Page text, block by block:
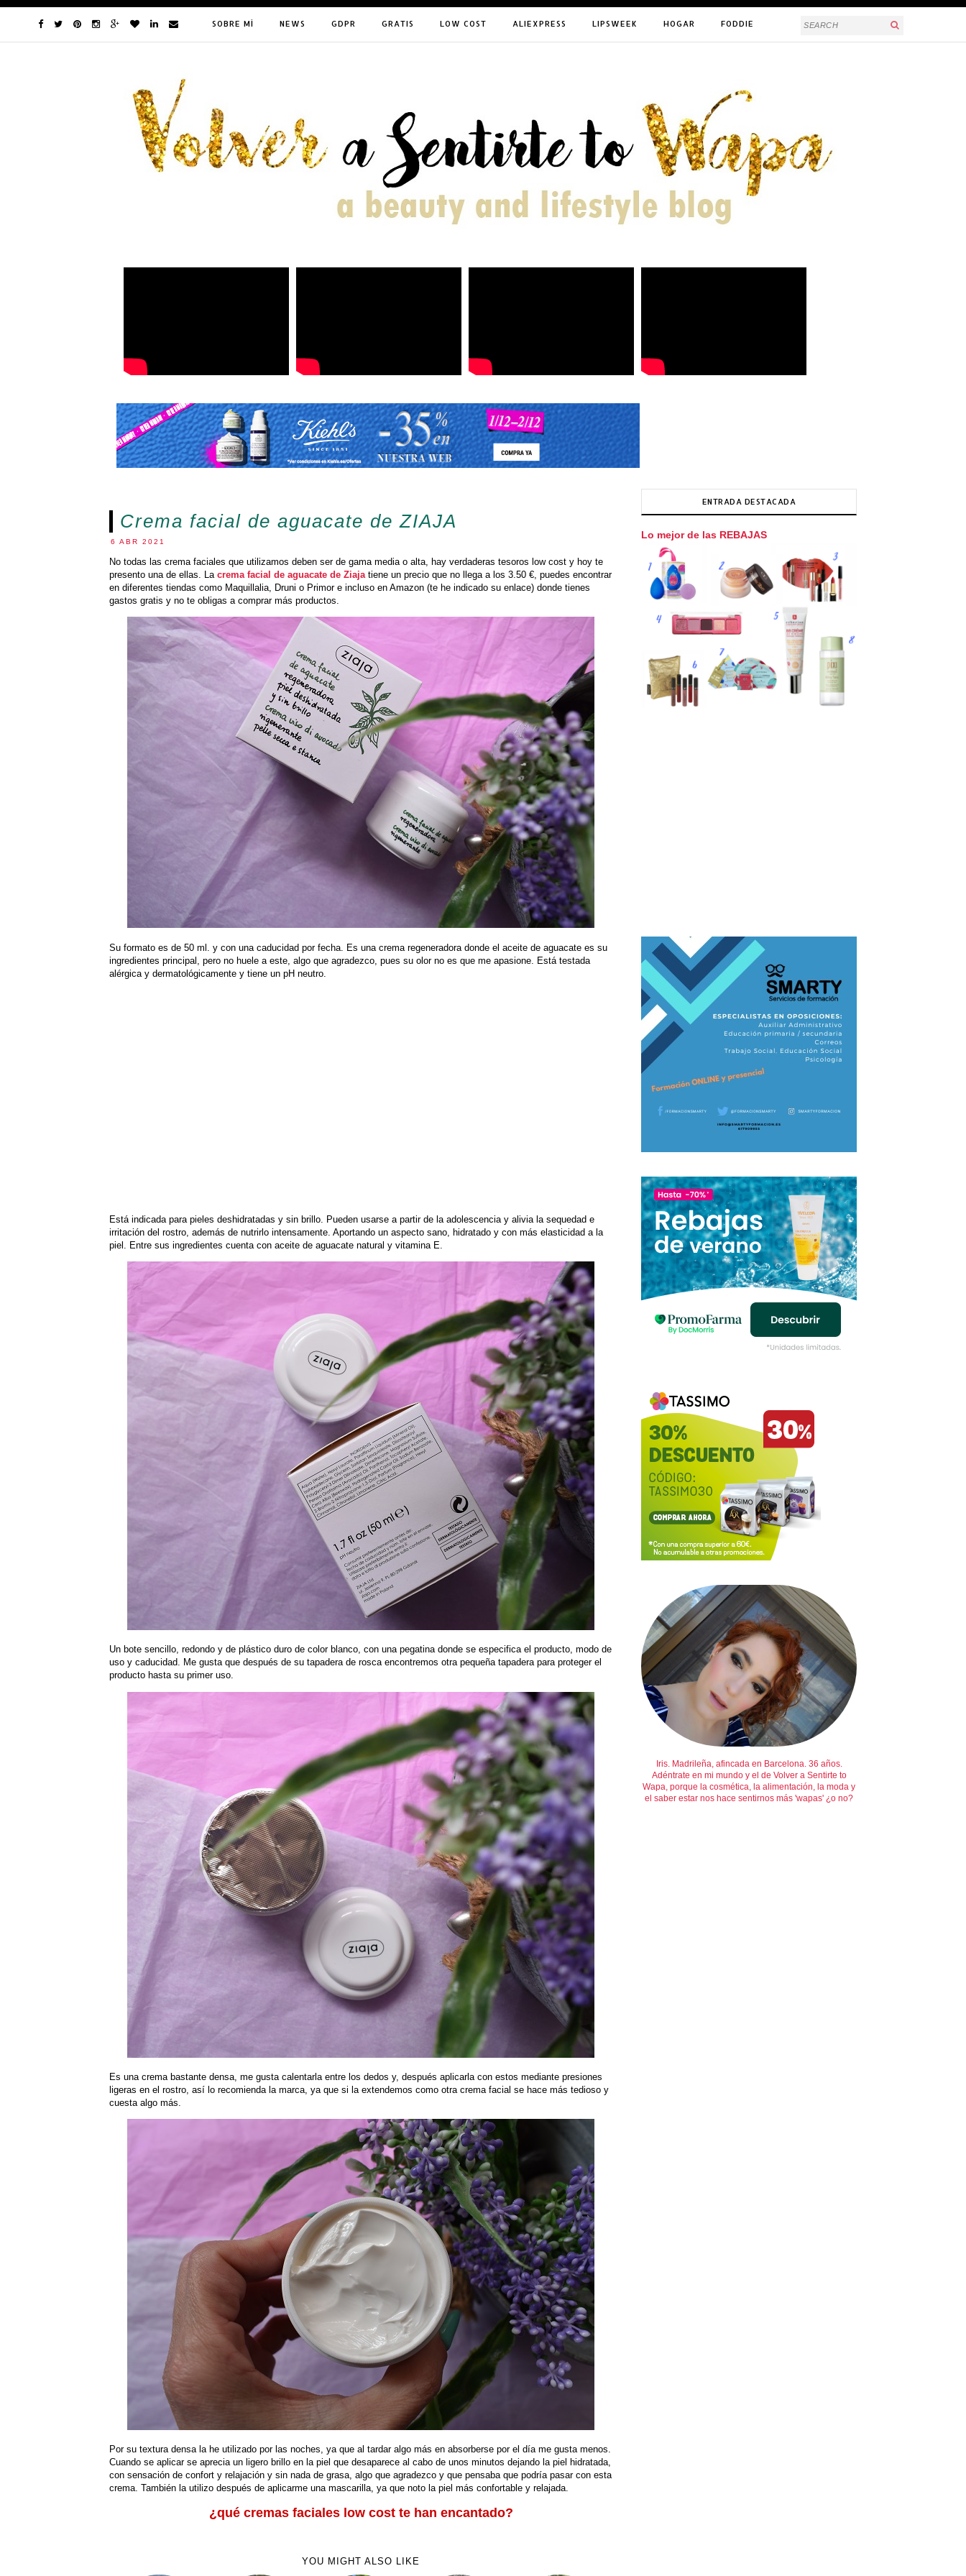
SOBRE MÍ NEWS GDPR GRATIS LOW COST ALIEXPRESS LIPSWEEK HOGAR FODDIE
Crema facial de aguacate de ZIAJA
6 ABR 2021
No todas las crema faciales que utilizamos deben ser de gama media o alta, hay verdaderas tesoros low cost y hoy te
presento una de ellas. La crema facial de aguacate de Ziajatiene un precio que no llega a los 3.50 €, puedes encontrar
en diferentes tiendas como Maquillalia, Druni o Primor e incluso en Amazon (te he indicado su enlace) donde tienes
gastos gratis y no te obligas a comprar más productos.
Su formato es de 50 ml. y con una caducidad por fecha. Es una crema regeneradora donde el aceite de aguacate es su
ingredientes principal, pero no huele a este, algo que agradezco, pues su olor no es que me apasione. Está testada
alérgica y dermatológicamente y tiene un pH neutro.
Está indicada para pieles deshidratadas y sin brillo. Pueden usarse a partir de la adolescencia y alivia la sequedad e
irritación del rostro, además de nutrirlo intensamente. Aportando un aspecto sano, hidratado y con más elasticidad a la
piel. Entre sus ingredientes cuenta con aceite de aguacate natural y vitamina E.
Un bote sencillo, redondo y de plástico duro de color blanco, con una pegatina donde se especifica el producto, modo de
uso y caducidad. Me gusta que después de su tapadera de rosca encontremos otra pequeña tapadera para proteger el
producto hasta su primer uso.
Es una crema bastante densa, me gusta calentarla entre los dedos y, después aplicarla con estos mediante presiones
ligeras en el rostro, así lo recomienda la marca, ya que si la extendemos como otra crema facial se hace más tedioso y
cuesta algo más.
Por su textura densa la he utilizado por las noches, ya que al tardar algo más en absorberse por el día me gusta menos.
Cuando se aplicar se aprecia un ligero brillo en la piel que desaparece al cabo de unos minutos dejando la piel hidratada,
con sensación de confort y relajación y sin nada de grasa, algo que agradezco y que pensaba que podría pasar con esta
crema. También la utilizo después de aplicarme una mascarilla, ya que noto la piel más confortable y relajada.
¿qué cremas faciales low cost te han encantado?
YOU MIGHT ALSO LIKE
ENTRADA DESTACADA
Lo mejor de las REBAJAS
Iris. Madrileña, afincada en Barcelona. 36 años.
Adéntrate en mi mundo y el de Volver a Sentirte to
Wapa, porque la cosmética, la alimentación, la moda y
el saber estar nos hace sentirnos más 'wapas' ¿o no?